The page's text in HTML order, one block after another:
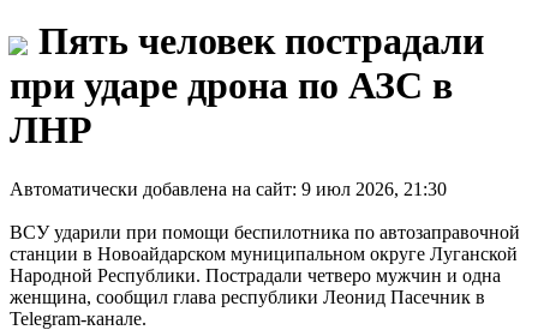
Пять человек пострадали
при ударе дрона по АЗС в
ЛНР
Автоматически добавлена на сайт: 9 июл 2026, 21:30
ВСУ ударили при помощи беспилотника по автозаправочной
станции в Новоайдарском муниципальном округе Луганской
Народной Республики. Пострадали четверо мужчин и одна
женщина, сообщил глава республики Леонид Пасечник в
Telegram-канале.